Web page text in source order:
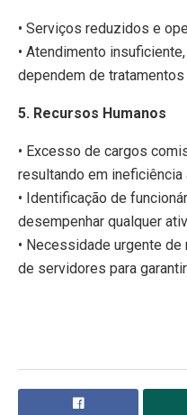
• Serviços reduzidos e
• Atendimento
dependem de
5. Recursos Humanos
• Excesso de cargos
resultando em ineficiência
• Identificação de
desempenhar qualquer
• Necessidade urgente
de servidores para